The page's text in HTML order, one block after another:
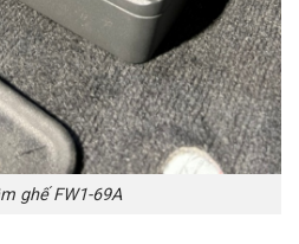
ghế FW1-69A